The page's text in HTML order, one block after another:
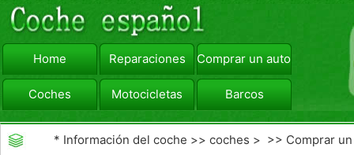
Home Reparaciones Comprar un automóvil
Coches Motocicletas Barcos
viajar Camiones
* Información del coche >>coches > >> Comprar un